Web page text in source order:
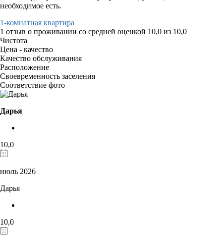
необходимое есть.
1-комнатная квартира
1 отзыв о проживании со средней оценкой 10,0 из 10,0
Чистота
Цена - качество
Качество обслуживания
Расположение
Своевременность заселения
Соответствие фото
Дарья
10,0
июль 2026
Дарья
10,0